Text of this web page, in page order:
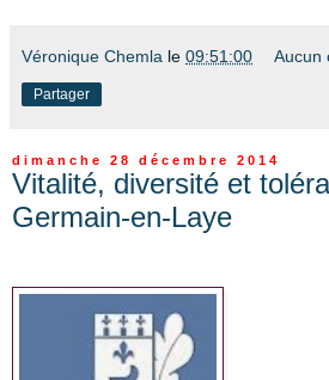
Véronique Chemla le 09:51:00 Aucun
Partager
dimanche 28 décembre 2014
Vitalité, diversité et
Germain-en-Laye